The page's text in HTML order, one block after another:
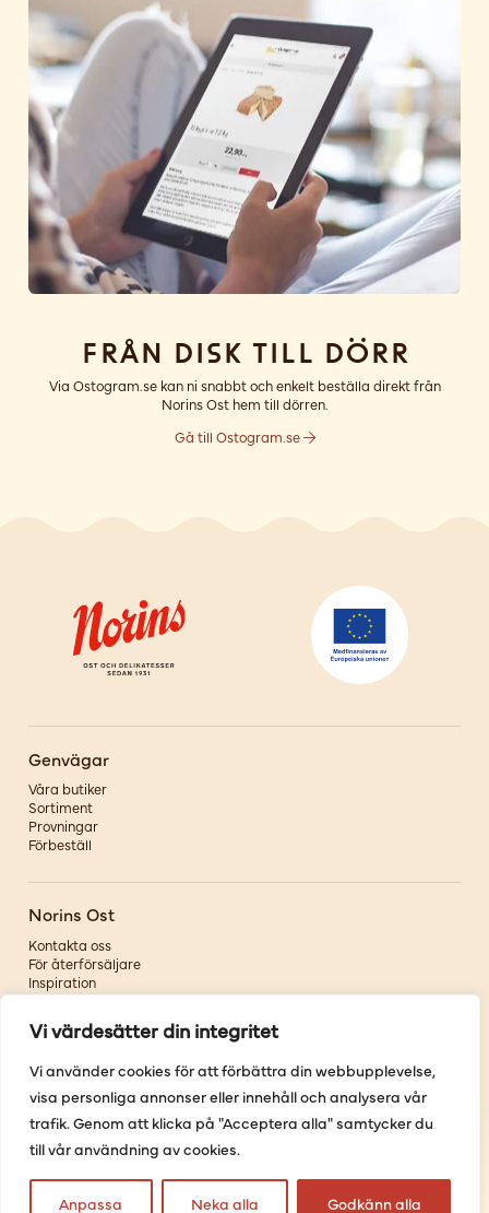
Vi värdesätter din integritet
Vi använder cookies för att förbättra din webbupplevelse,
visa personliga annonser eller innehåll och analysera vår
trafik. Genom att klicka på "Acceptera alla" samtycker du
till vår användning av cookies.
Anpassa Neka alla Godkänn alla
Från disk till dörr
Via Ostogram.se kan ni snabbt och enkelt beställa direkt från
Norins Ost hem till dörren.
Gå till Ostogram.se
Genvägar
Våra butiker
Sortiment
Provningar
Förbeställ
Norins Ost
Kontakta oss
För återförsäljare
Inspiration
Om oss
Följ oss
Facebook
Instagram
Youtube